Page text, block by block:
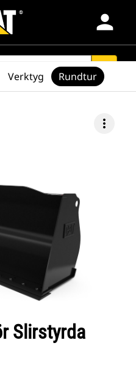
person
search
more_vert
Slirstyrda
Verktyg Rundtur